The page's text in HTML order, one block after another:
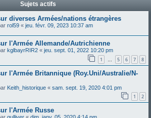
Sujets actifs
diverses Armées/nations étrangères
rol59 « jeu. févr. 09, 2023 10:37 am
l'Armée Allemande/Autrichienne
kglbayrRIR2 « jeu. sept. 01, 2022 10:20 pm
1 … 5 6 7 8
l'Armée Britannique (Roy.Uni/Australie/N-
Keith_historique « sam. sept. 19, 2020 4:01 pm
1 2
l'Armée Russe